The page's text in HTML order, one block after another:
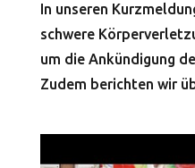
In unseren
schwere
um die Ankündigung
Zudem berichten wir